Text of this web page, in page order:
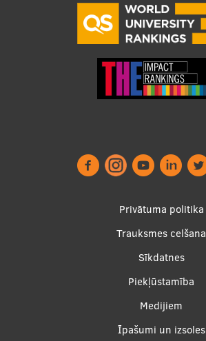
Privātuma politika
Trauksmes celšana
Sīkdatnes
Piekļūstamība
Medijiem
Īpašumi un izsoles